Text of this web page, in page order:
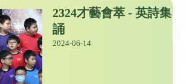
2324才藝會萃 - 英詩集
誦
2024-06-14